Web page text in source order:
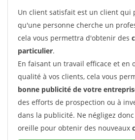
Un client satisfait est un client qui
qu'une personne cherche un
cela vous permettra d'obtenir des
particulier.
En faisant un travail efficace et en
qualité à vos clients, cela vous
bonne publicité de votre
des efforts de prospection ou à
dans la publicité. Ne négligez
oreille pour obtenir des nouveaux